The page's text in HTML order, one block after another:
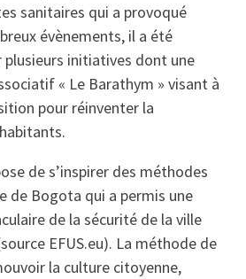
sanitaires qui a provoqué
évènements, il a été
plusieurs initiatives dont une
« Le Barathym » visant à
pour réinventer la
de s’inspirer des méthodes
de Bogota qui a permis une
de la sécurité de la ville
EFUS.eu). La méthode de
la culture citoyenne,